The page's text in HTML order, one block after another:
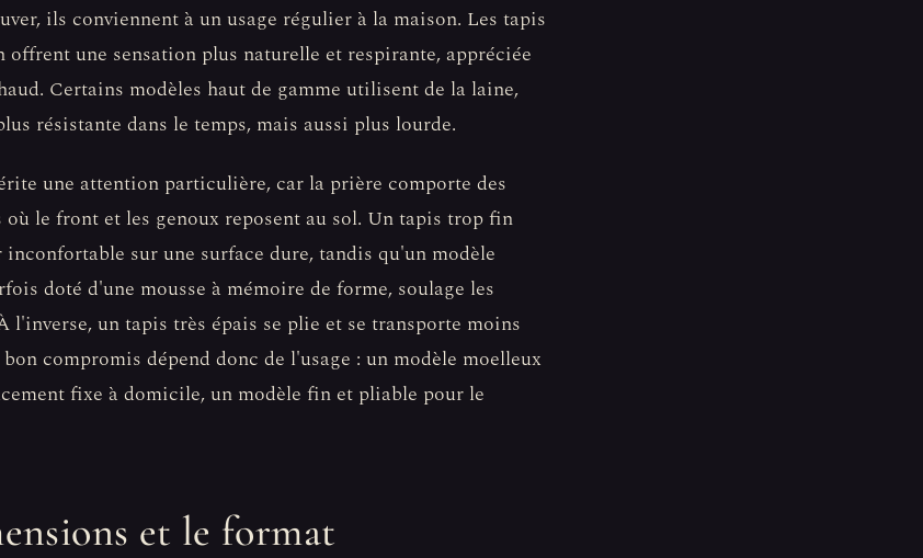
ils conviennent à un usage régulier à la maison. Les tapis
offrent une sensation plus naturelle et respirante, appréciée
Certains modèles haut de gamme utilisent de la laine,
résistante dans le temps, mais aussi plus lourde.
une attention particulière, car la prière comporte des
le front et les genoux reposent au sol. Un tapis trop fin
inconfortable sur une surface dure, tandis qu'un modèle
doté d'une mousse à mémoire de forme, soulage les
l'inverse, un tapis très épais se plie et se transporte moins
compromis dépend donc de l'usage : un modèle moelleux
fixe à domicile, un modèle fin et pliable pour le
et le format